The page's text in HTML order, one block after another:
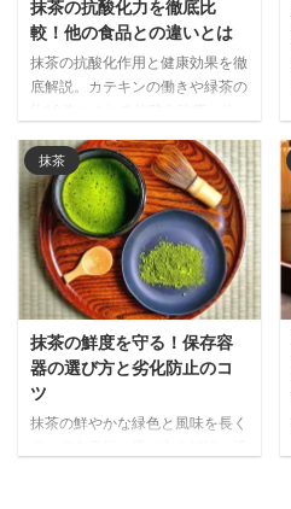
抹茶の抗酸化力を徹底比
較！他の食品との違いとは
抹茶の抗酸化作用と健康効果を徹
底解説。カテキンの働きや緑茶の
抹茶が注目される理由と日常的な
取り入れ方をご紹介します。
抹茶
抹茶の鮮度を守る！保存容
器の選び方と劣化防止のコ
ツ
抹茶の鮮やかな緑色と風味を長く